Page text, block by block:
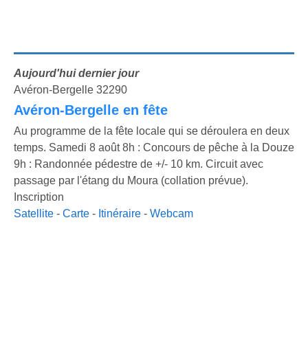
Aujourd'hui dernier jour
Avéron-Bergelle 32290
Avéron-Bergelle en fête
Au programme de la fête locale qui se déroulera en deux
temps. Samedi 8 août 8h : Concours de pêche à la Douze
9h : Randonnée pédestre de +/- 10 km. Circuit avec
passage par l'étang du Moura (collation prévue).
Inscription
Satellite - Carte - Itinéraire - Webcam